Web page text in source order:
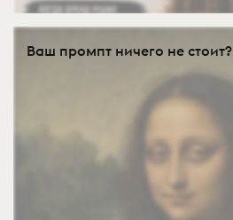
Ваш промпт ничего не стоит?